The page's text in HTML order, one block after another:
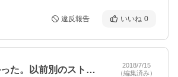
違反報告 いいね 0
確かに筋がなかった。以前別のストアーで…
2018/7/15
（編集済み）